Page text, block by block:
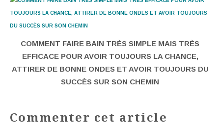
COMMENT FAIRE BAIN TRÈS SIMPLE MAIS TRÈS
EFFICACE POUR AVOIR TOUJOURS LA CHANCE,
ATTIRER DE BONNE ONDES ET AVOIR TOUJOURS DU
SUCCÈS SUR SON CHEMIN
Commenter cet article